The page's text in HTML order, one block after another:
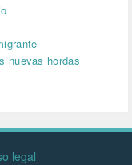
nuevas hordas
legal